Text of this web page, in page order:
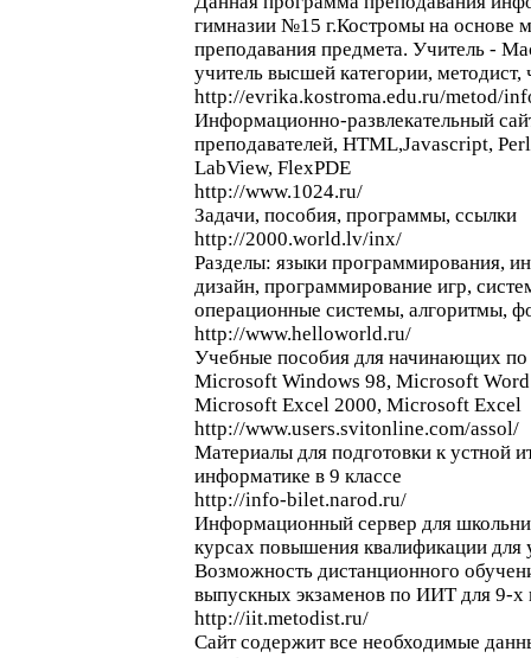
гимназии №15 г.Костромы на основе
преподавания предмета. Учитель -
учитель высшей категории, методист,
http://evrika.kostroma.edu.ru/metod/
Информационно-развлекательный
преподавателей, HTML,Javascript,
LabView, FlexPDE
http://www.1024.ru/
Задачи, пособия, программы, ссылки
http://2000.world.lv/inx/
Разделы: языки программирования,
дизайн, программирование игр,
операционные системы, алгоритмы,
http://www.helloworld.ru/
Учебные пособия для начинающих
Microsoft Windows 98, Microsoft
Microsoft Excel 2000, Microsoft Excel
http://www.users.svitonline.com/assol/
Материалы для подготовки к устной
информатике в 9 классе
http://info-bilet.narod.ru/
Информационный сервер для
курсах повышения квалификации для
Возможность дистанционного
выпускных экзаменов по ИИТ для 9-х
http://iit.metodist.ru/
Сайт содержит все необходимые